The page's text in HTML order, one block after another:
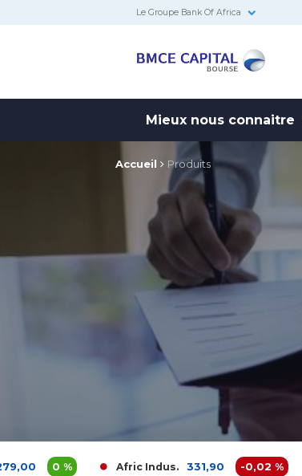
Le Groupe Bank Of Africa
Mieux nous connaitre
Accueil Produits
0 % Afric Indus. 331,90 -0,02 %